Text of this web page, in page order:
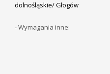
dolnośląskie/ Głogów
- Wymagania inne: